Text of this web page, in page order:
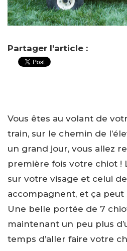
Partager l'article :
Vous êtes au volant de
train, sur le chemin de
un grand jour, vous allez
première fois votre chiot !
sur votre visage et celui
accompagnent, et ça
Une belle portée de 7
maintenant un peu plus
temps d’aller faire votre